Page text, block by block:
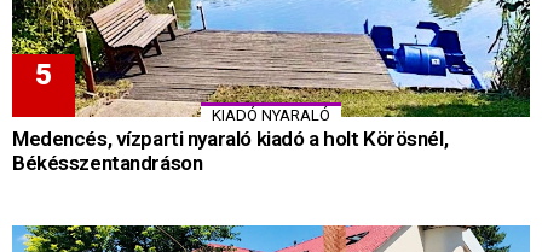
KIADÓ NYARALÓ
Medencés, vízparti nyaraló kiadó a holt Körösnél,
Békésszentandráson